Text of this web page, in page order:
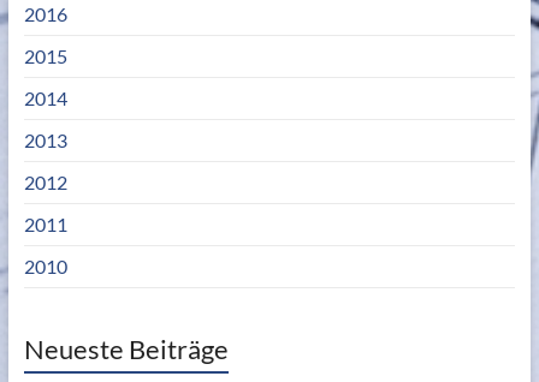
2016
2015
2014
2013
2012
2011
2010
Neueste Beiträge